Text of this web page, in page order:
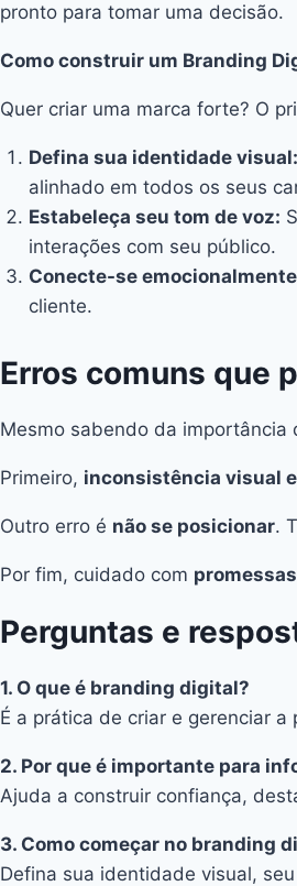
pronto para tomar uma decisão.
Como construir um Branding
Quer criar uma marca forte? O
Defina sua identidade visual:
alinhado em todos os seus
Estabeleça seu tom de voz:
interações com seu público.
Conecte-se
cliente.
Erros comuns que
Mesmo sabendo da
Primeiro, inconsistência visual
Outro erro é não se posicionar.
Por fim, cuidado com
Perguntas e
1. O que é branding digital?
É a prática de criar e gerenciar
2. Por que é importante para
Ajuda a construir confiança,
3. Como começar no branding
Defina sua identidade visual,